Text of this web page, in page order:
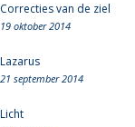
Correcties van de ziel
19 oktober 2014
Lazarus
21 september 2014
Licht